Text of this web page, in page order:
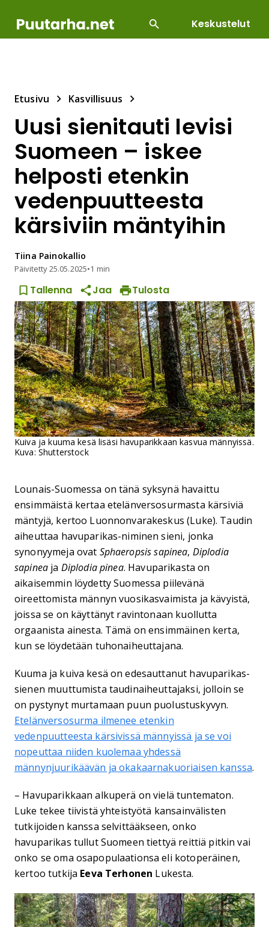
Keskustelut
Etusivu Kasvillisuus
Uusi sienitauti levisi
Suomeen – iskee
helposti etenkin
vedenpuutteesta
kärsiviin mäntyihin
Tiina Painokallio
Päivitetty25.05.2025•1 min
Tallenna Jaa Tulosta
Kuiva ja kuuma kesä lisäsi havuparikkaan kasvua männyissä.
Kuva: Shutterstock
Lounais-Suomessa on tänä syksynä havaittu
ensimmäistä kertaa etelänversosurmasta kärsiviä
mäntyjä, kertoo Luonnonvarakeskus (Luke). Taudin
aiheuttaa havuparikas-niminen sieni, jonka
synonyymeja ovat Sphaeropsis sapinea, Diplodia
sapinea ja Diplodia pinea. Havuparikasta on
aikaisemmin löydetty Suomessa piilevänä
oireettomista männyn vuosikasvaimista ja kävyistä,
joissa se on käyttänyt ravintonaan kuollutta
orgaanista ainesta. Tämä on ensimmäinen kerta,
kun se löydetään tuhonaiheuttajana.
Kuuma ja kuiva kesä on edesauttanut havuparikas-
sienen muuttumista taudinaiheuttajaksi, jolloin se
on pystynyt murtamaan puun puolustuskyvyn.
Etelänversosurma ilmenee etenkin
vedenpuutteesta kärsivissä männyissä ja se voi
nopeuttaa niiden kuolemaa yhdessä
männynjuurikäävän ja okakaarnakuoriaisen kanssa.
– Havuparikkaan alkuperä on vielä tuntematon.
Luke tekee tiivistä yhteistyötä kansainvälisten
tutkijoiden kanssa selvittääkseen, onko
havuparikas tullut Suomeen tiettyä reittiä pitkin vai
onko se oma osapopulaationsa eli kotoperäinen,
kertoo tutkija Eeva Terhonen Lukesta.